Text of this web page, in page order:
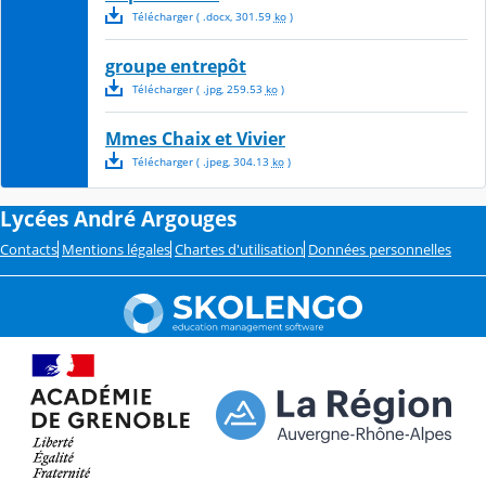
Télécharger( .docx, 301.59 ko)
groupe entrepôt
Télécharger( .jpg, 259.53 ko)
Mmes Chaix et Vivier
Télécharger( .jpeg, 304.13 ko)
Lycées André Argouges
Contacts Mentions légales Chartes d'utilisation Données personnelles